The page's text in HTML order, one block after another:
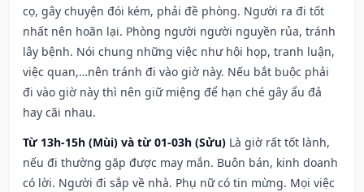
cọ, gây chuyện đói kém, phải đề phòng. Người ra đi tốt
nhất nên hoãn lại. Phòng người người nguyền rủa, tránh
lây bệnh. Nói chung những việc như hội họp, tranh luận,
việc quan,…nên tránh đi vào giờ này. Nếu bắt buộc phải
đi vào giờ này thì nên giữ miệng để hạn ché gây ẩu đả
hay cãi nhau.
Từ 13h-15h (Mùi) và từ 01-03h (Sửu) Là giờ rất tốt lành,
nếu đi thường gặp được may mắn. Buôn bán, kinh doanh
có lời. Người đi sắp về nhà. Phụ nữ có tin mừng. Mọi việc